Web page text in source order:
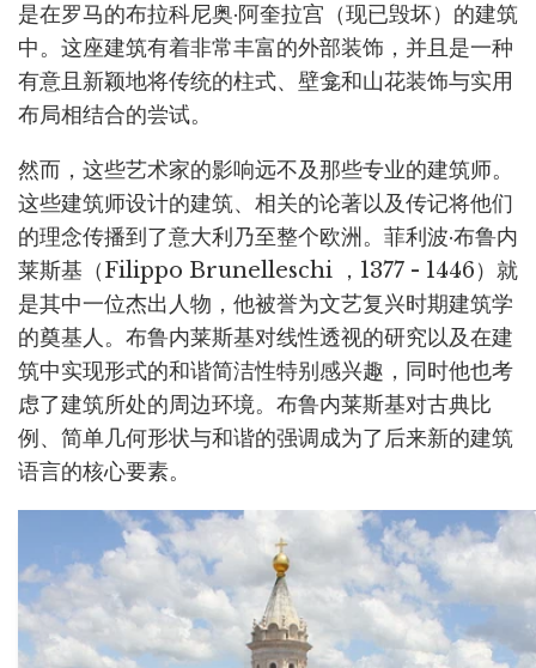
是在罗马的布拉科尼奥·阿奎拉宫（现已毁坏）的建筑
中。这座建筑有着非常丰富的外部装饰，并且是一种
有意且新颖地将传统的柱式、壁龛和山花装饰与实用
布局相结合的尝试。
然而，这些艺术家的影响远不及那些专业的建筑师。
这些建筑师设计的建筑、相关的论著以及传记将他们
的理念传播到了意大利乃至整个欧洲。菲利波·布鲁内
莱斯基（Filippo Brunelleschi ，1377 - 1446）就
是其中一位杰出人物，他被誉为文艺复兴时期建筑学
的奠基人。布鲁内莱斯基对线性透视的研究以及在建
筑中实现形式的和谐简洁性特别感兴趣，同时他也考
虑了建筑所处的周边环境。布鲁内莱斯基对古典比
例、简单几何形状与和谐的强调成为了后来新的建筑
语言的核心要素。